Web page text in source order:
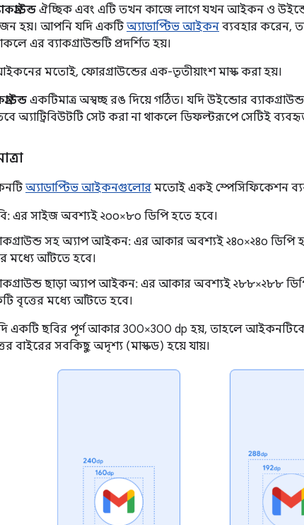
ঐচ্ছিক এবং এটি তখন কাজে লাগে যখন আইকন ও
হয়। আপনি যদি একটি অ্যাডাপ্টিভ আইকন ব্যবহার করেন,
এর ব্যাকগ্রাউন্ডটি প্রদর্শিত হয়।
মতোই, ফোরগ্রাউন্ডের এক-তৃতীয়াংশ মাস্ক করা হয়।
একটিমাত্র অস্বচ্ছ রঙ দিয়ে গঠিত। যদি উইন্ডোর
অ্যাট্রিবিউটটি সেট করা না থাকলে ডিফল্টরূপে সেটিই
অ্যাডাপ্টিভ আইকনগুলোর মতোই একই স্পেসিফিকেশন
এর সাইজ অবশ্যই ২০০×৮০ ডিপি হতে হবে।
সহ অ্যাপ আইকন: এর আকার অবশ্যই ২৪০×২৪০ ডিপি
মধ্যে আঁটতে হবে।
ছাড়া অ্যাপ আইকন: এর আকার অবশ্যই ২৮৮×২৮৮
বৃত্তের মধ্যে আঁটতে হবে।
একটি ছবির পূর্ণ আকার 300×300 dp হয়, তাহলে আইকনটিকে
বাইরের সবকিছু অদৃশ্য (মাস্কড) হয়ে যায়।